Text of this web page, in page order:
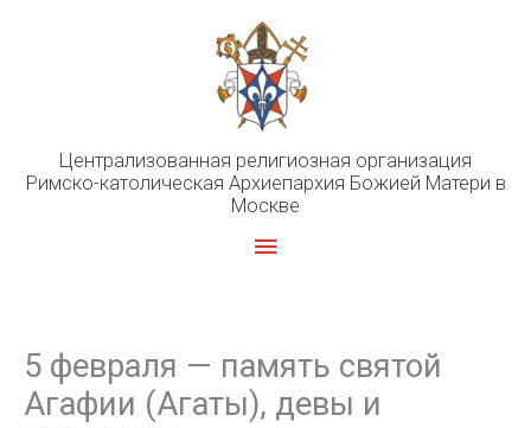
Централизованная религиозная организация
Римско-католическая Архиепархия Божией Матери в
Москве
Главное
5 февраля — память святой
Агафии (Агаты), девы и